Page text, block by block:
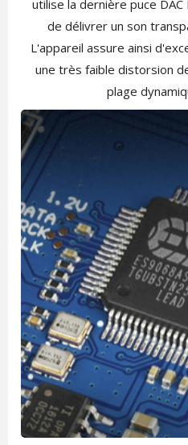
utilise la dernière puce DAC
de délivrer un son
L'appareil assure ainsi
une très faible distorsion
plage